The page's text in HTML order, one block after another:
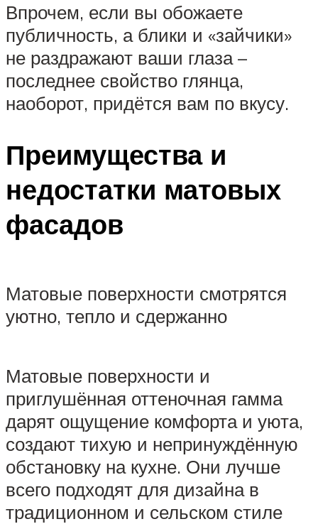
Впрочем, если вы обожаете
публичность, а блики и «зайчики»
не раздражают ваши глаза –
последнее свойство глянца,
наоборот, придётся вам по вкусу.
Преимущества и
недостатки матовых
фасадов
Матовые поверхности смотрятся
уютно, тепло и сдержанно
Матовые поверхности и
приглушённая оттеночная гамма
дарят ощущение комфорта и уюта,
создают тихую и непринуждённую
обстановку на кухне. Они лучше
всего подходят для дизайна в
традиционном и сельском стиле